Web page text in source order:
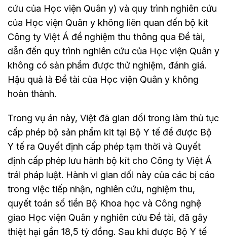
cứu của Học viện Quân y) và quy trình nghiên cứu
của Học viện Quân y không liên quan đến bộ kit
Công ty Việt Á để nghiệm thu thông qua Đề tài,
dẫn đến quy trình nghiên cứu của Học viện Quân y
không có sản phẩm được thử nghiệm, đánh giá.
Hậu quả là Đề tài của Học viện Quân y không
hoàn thành.
Trong vụ án này, Việt đã gian dối trong làm thủ tục
cấp phép bộ sản phẩm kit tại Bộ Y tế để được Bộ
Y tế ra Quyết định cấp phép tạm thời và Quyết
định cấp phép lưu hành bộ kít cho Công ty Việt Á
trái pháp luật. Hành vi gian dối này của các bị cáo
trong việc tiếp nhận, nghiên cứu, nghiệm thu,
quyết toán số tiền Bộ Khoa học và Công nghệ
giao Học viện Quân y nghiên cứu Đề tài, đã gây
thiệt hại gần 18,5 tỷ đồng. Sau khi được Bộ Y tế